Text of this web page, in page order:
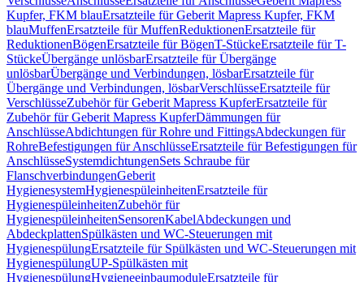
Kupfer, FKM blauErsatzteile für Geberit Mapress Kupfer, FKM
blauMuffenErsatzteile für MuffenReduktionenErsatzteile für
ReduktionenBögenErsatzteile für BögenT-StückeErsatzteile für T-
StückeÜbergänge unlösbarErsatzteile für Übergänge
unlösbarÜbergänge und Verbindungen, lösbarErsatzteile für
Übergänge und Verbindungen, lösbarVerschlüsseErsatzteile für
VerschlüsseZubehör für Geberit Mapress KupferErsatzteile für
Zubehör für Geberit Mapress KupferDämmungen für
AnschlüsseAbdichtungen für Rohre und FittingsAbdeckungen für
RohreBefestigungen für AnschlüsseErsatzteile für Befestigungen für
AnschlüsseSystemdichtungenSets Schraube für
FlanschverbindungenGeberit
HygienesystemHygienespüleinheitenErsatzteile für
HygienespüleinheitenZubehör für
HygienespüleinheitenSensorenKabelAbdeckungen und
AbdeckplattenSpülkästen und WC-Steuerungen mit
HygienespülungErsatzteile für Spülkästen und WC-Steuerungen mit
HygienespülungUP-Spülkästen mit
HygienespülungHygieneeinbaumoduleErsatzteile für